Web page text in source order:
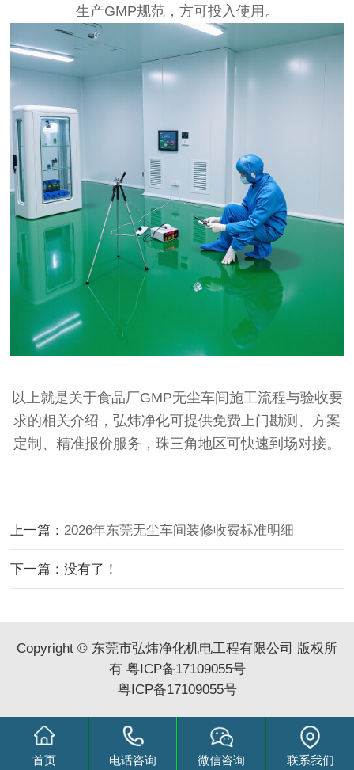
生产GMP规范，方可投入使用。
以上就是关于食品厂GMP无尘车间施工流程与验收要
求的相关介绍，弘炜净化可提供免费上门勘测、方案
定制、精准报价服务，珠三角地区可快速到场对接。
上一篇： 2026年东莞无尘车间装修收费标准明细
下一篇：没有了！
Copyright © 东莞市弘炜净化机电工程有限公司 版权所
有 粤ICP备17109055号
粤ICP备17109055号
首页 电话咨询 微信咨询 联系我们